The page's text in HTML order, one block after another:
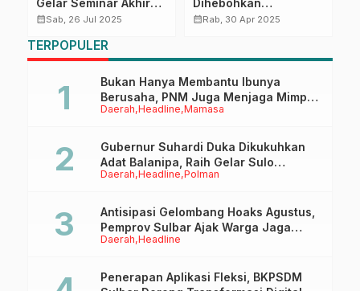
RIPJPID, Tekankan
Perencanaan Berbasis
Bukti
calendar_monthSab, 26 Jul 2025
Penemuan Pria
calendar_monthRab, 30 Apr 2025
TERPOPULER
Daerah Headline Mamasa
Bukan Hanya Membantu Ibunya
Berusaha, PNM Juga Menjaga Mimpi
Anaknya Untuk Menggapai Cita-Cita
Daerah Headline Polman
Gubernur Suhardi Duka Dikukuhkan
Adat Balanipa, Raih Gelar Sulo
Tappidena
Daerah Headline
Antisipasi Gelombang Hoaks Agustus,
Pemprov Sulbar Ajak Warga Jaga
Ruang Digital
Penerapan Aplikasi Fleksi, BKPSDM